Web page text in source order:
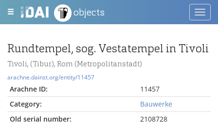
objects
Rundtempel, sog. Vestatempel in Tivoli
Tivoli, (Tibur), Rom (Metropolitanstadt)
arachne.dainst.org/entity/11457
Arachne ID:
11457
Category:
Bauwerke
Old serial number:
2108728